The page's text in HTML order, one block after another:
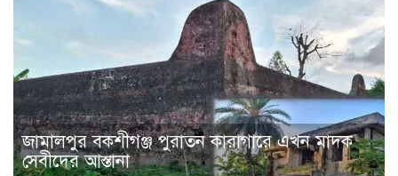
জামালপুর বকশীগঞ্জ পুরাতন কারাগারে এখন মাদক
সেবীদের আস্তানা